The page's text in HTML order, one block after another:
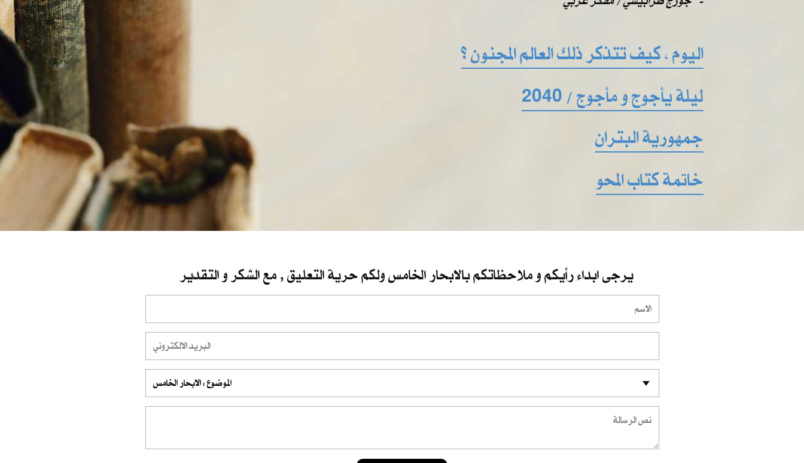
اليوم ، كيف تتذكر ذلك العالم المجنون ؟
ليلة يأجوج و مأجوج / 2040
جمهورية البتران
خاتمة كتاب المحو
يرجى ابداء رأيكم و ملاحظاتكم بالابحار الخامس ولكم حرية التعليق , مع الشكر و التقدير